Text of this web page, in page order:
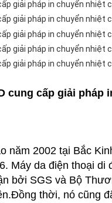
năm 2002 tại Bắc
Máy da điện thoại
bởi SGS và Bộ
thời, nó cũng